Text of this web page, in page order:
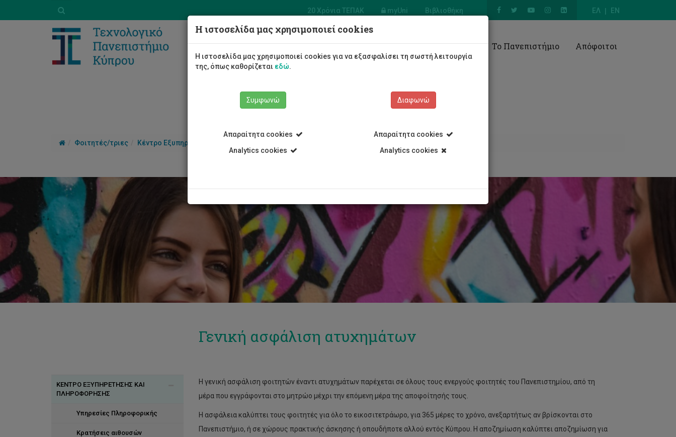
ΕΛ EN
20 Χρόνια ΤΕΠΑΚ myUni Βιβλιοθήκη
Φοιτητές/τριες Σπουδές Έρευνα Το Πανεπιστήμιο Απόφοιτοι
Φοιτητές/τριες Κέντρο Εξυπηρέτησης και Πληροφόρησης
ΚΕΝΤΡΟ ΕΞΥΠΗΡΕΤΗΣΗΣ ΚΑΙ
ΠΛΗΡΟΦΟΡΗΣΗΣ
Υπηρεσίες Πληροφορικής
Κρατήσεις αιθουσών
Γενική ασφάλιση ατυχημάτων
H γενική ασφάλιση φοιτητών έναντι ατυχημάτων παρέχεται σε όλους τους ενεργούς φοιτητές του Πανεπιστημίου, από τη
μέρα που εγγράφονται στο μητρώο μέχρι την επόμενη μέρα της αποφοίτησής τους.
Η ασφάλεια καλύπτει τους φοιτητές για όλο το εικοσιτετράωρο, για 365 μέρες το χρόνο, ανεξαρτήτως αν βρίσκονται στο
Πανεπιστήμιο, ή σε χώρους πρακτικής άσκησης ή οπουδήποτε αλλού εντός Κύπρου. Η αποζημίωση καλύπτει αποζημίωση για
Η ιστοσελίδα μας χρησιμοποιεί cookies
Η ιστοσελίδα μας χρησιμοποιεί cookies για να εξασφαλίσει τη σωστή λειτουργία
της, όπως καθορίζεται εδώ.
Συμφωνώ
Απαραίτητα cookies
Analytics cookies
Διαφωνώ
Απαραίτητα cookies
Analytics cookies